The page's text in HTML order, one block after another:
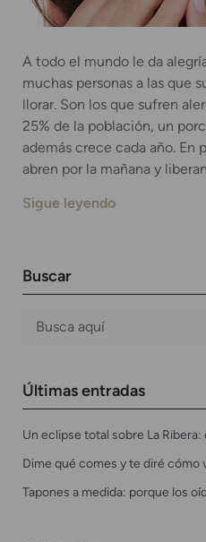
A todo el mundo le da
muchas personas a las que
llorar. Son los que sufren
25% de la población, un
además crece cada año. En
abren por la mañana y
Sigue leyendo
Buscar
Últimas entradas
Un eclipse total sobre La
Dime qué comes y te diré cómo
Tapones a medida: porque los